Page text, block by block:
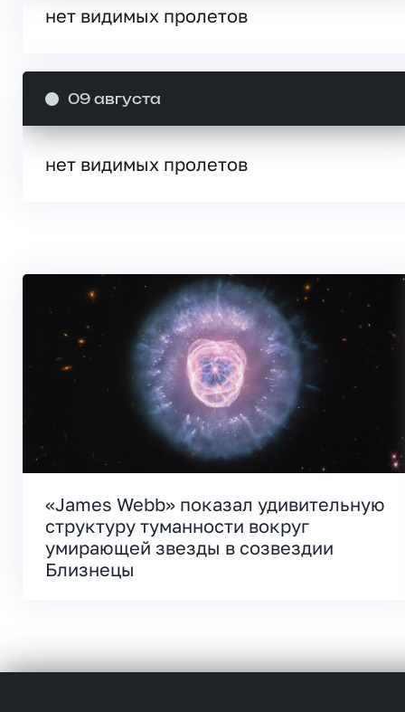
нет видимых пролетов
09 августа
нет видимых пролетов
«James Webb» показал удивительную
структуру туманности вокруг
умирающей звезды в созвездии
Близнецы